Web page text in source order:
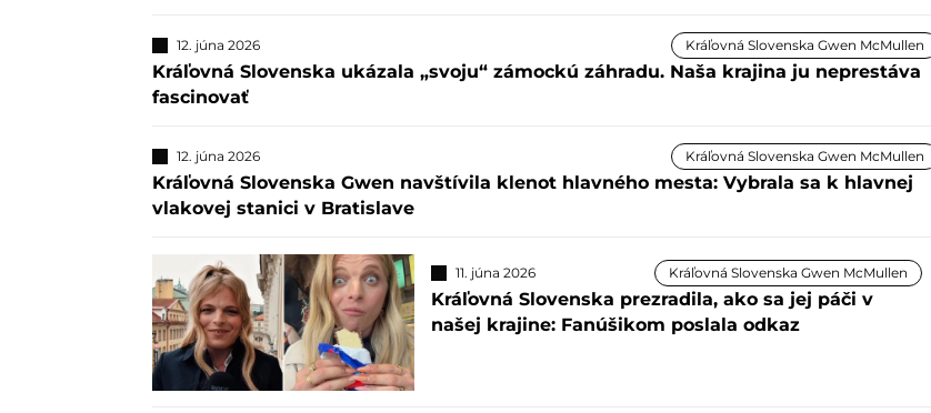
12. júna 2026 Kráľovná Slovenska Gwen McMullen
Kráľovná Slovenska ukázala „svoju“ zámockú záhradu. Naša krajina ju neprestáva
fascinovať
12. júna 2026 Kráľovná Slovenska Gwen McMullen
Kráľovná Slovenska Gwen navštívila klenot hlavného mesta: Vybrala sa k hlavnej
vlakovej stanici v Bratislave
11. júna 2026 Kráľovná Slovenska Gwen McMullen
Kráľovná Slovenska prezradila, ako sa jej páči v
našej krajine: Fanúšikom poslala odkaz